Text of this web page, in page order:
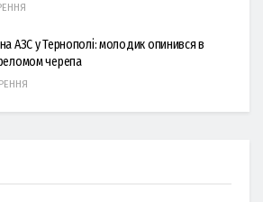
на АЗС у Тернополі: молодик опинився в
черепа